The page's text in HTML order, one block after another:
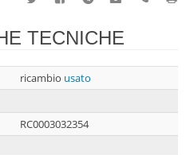
TECNICHE
ricambio usato
RC0003032354